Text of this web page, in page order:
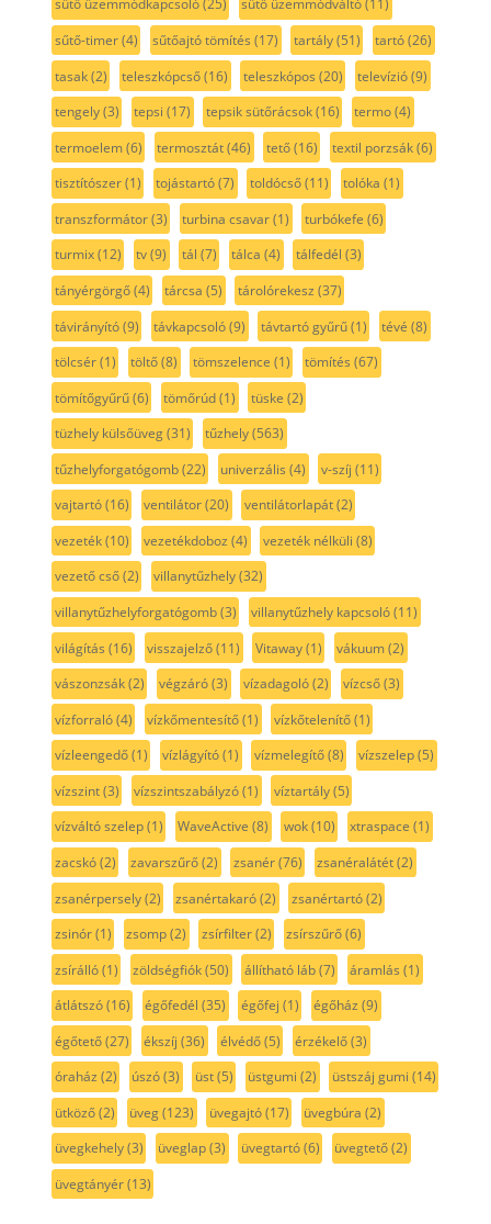
sütő üzemmódkapcsoló(25) sütő üzemmódváltó(11)
sűtő-timer(4) sűtőajtó tömítés (17) tartály(51) tartó(26)
tasak(2) teleszkópcső(16) teleszkópos (20) televízió(9)
tengely(3) tepsi (17) tepsik sütőrácsok(16) termo(4)
termoelem(6) termosztát(46) tető(16) textil porzsák(6)
tisztítószer(1) tojástartó(7) toldócső(11) tolóka (1)
transzformátor(3) turbina csavar(1) turbókefe (6)
turmix(12) tv(9) tál (7) tálca (4) tálfedél (3)
tányérgörgő(4) tárcsa (5) tárolórekesz (37)
távirányító(9) távkapcsoló(9) távtartó gyűrű(1) tévé (8)
tölcsér(1) töltő(8) tömszelence (1) tömítés (67)
tömítőgyűrű(6) tömőrúd(1) tüske (2)
tüzhely külsőüveg(31) tűzhely(563)
tűzhelyforgatógomb(22) univerzális (4) v-szíj (11)
vajtartó(16) ventilátor(20) ventilátorlapát(2)
vezeték(10) vezetékdoboz (4) vezeték nélküli (8)
vezető cső(2) villanytűzhely(32)
villanytűzhelyforgatógomb(3) villanytűzhely kapcsoló(11)
világítás (16) visszajelző(11) Vitaway(1) vákuum(2)
vászonzsák(2) végzáró(3) vízadagoló(2) vízcső(3)
vízforraló(4) vízkőmentesítő(1) vízkőtelenítő(1)
vízleengedő(1) vízlágyító(1) vízmelegítő(8) vízszelep(5)
vízszint(3) vízszintszabályzó(1) víztartály(5)
vízváltó szelep(1) WaveActive (8) wok(10) xtraspace (1)
zacskó(2) zavarszűrő(2) zsanér(76) zsanéralátét(2)
zsanérpersely(2) zsanértakaró(2) zsanértartó(2)
zsinór(1) zsomp(2) zsírfilter(2) zsírszűrő(6)
zsírálló(1) zöldségfiók(50) állítható láb(7) áramlás (1)
átlátszó(16) égőfedél (35) égőfej (1) égőház (9)
égőtető(27) ékszíj (36) élvédő(5) érzékelő(3)
óraház (2) úszó(3) üst(5) üstgumi (2) üstszáj gumi (14)
ütköző(2) üveg(123) üvegajtó(17) üvegbúra (2)
üvegkehely(3) üveglap(3) üvegtartó(6) üvegtető(2)
üvegtányér(13)